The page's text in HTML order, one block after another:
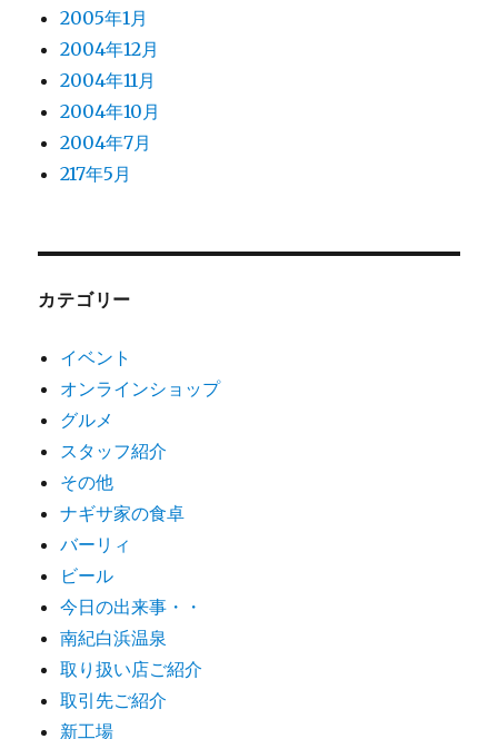
2005年1月
2004年12月
2004年11月
2004年10月
2004年7月
217年5月
カテゴリー
イベント
オンラインショップ
グルメ
スタッフ紹介
その他
ナギサ家の食卓
バーリィ
ビール
今日の出来事・・
南紀白浜温泉
取り扱い店ご紹介
取引先ご紹介
新工場